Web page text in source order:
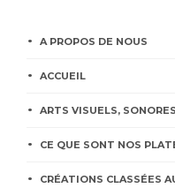
A PROPOS DE NOUS
ACCUEIL
ARTS VISUELS,
CE QUE SONT NOS
CRÉATIONS CLASSÉES